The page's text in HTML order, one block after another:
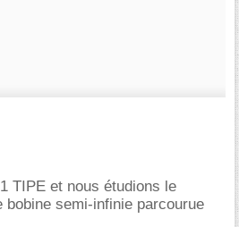
TIPE et nous étudions le
bobine semi-infinie parcourue